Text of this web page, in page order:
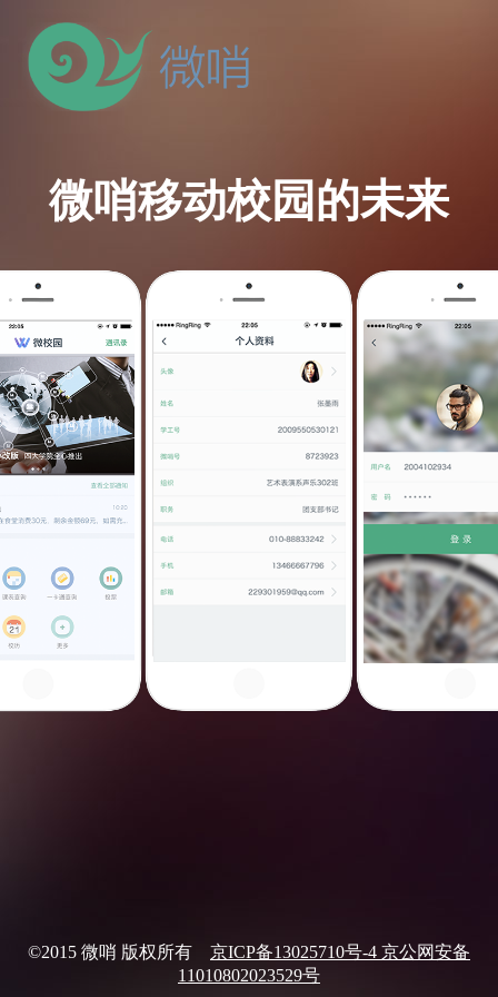
微哨移动校园的未来
©2015 微哨 版权所有 京ICP备13025710号-4 京公网安备
11010802023529号